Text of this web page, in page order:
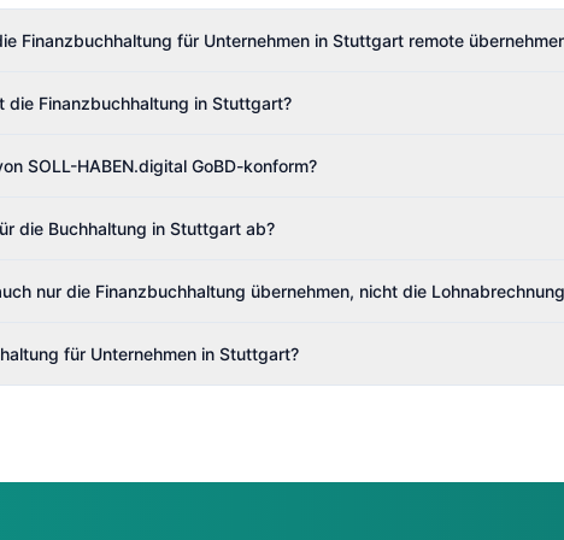
Finanzbuchhaltung für Unternehmen in Stuttgart remote
die Finanzbuchhaltung in Stuttgart?
SOLL-HABEN.digital GoBD-konform?
die Buchhaltung in Stuttgart ab?
nur die Finanzbuchhaltung übernehmen, nicht die
für Unternehmen in Stuttgart?